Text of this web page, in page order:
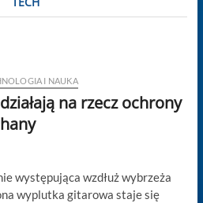
I NAUKA
na rzecz ochrony
występująca wzdłuż wybrzeża
wyplutka gitarowa staje się